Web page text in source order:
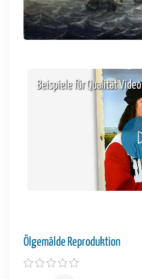
Beispiele für Qualität Video
Ölgemälde Reproduktion